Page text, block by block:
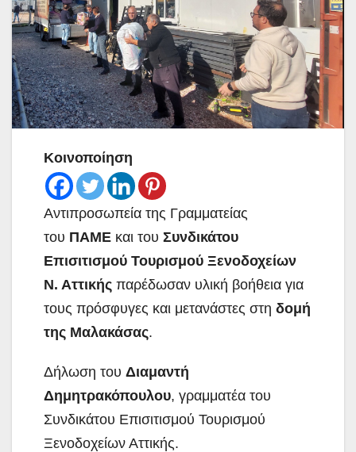
Κοινοποίηση
Αντιπροσωπεία της Γραμματείας
του ΠΑΜΕ και του Συνδικάτου
Επισιτισμού Τουρισμού Ξενοδοχείων
Ν. Αττικής παρέδωσαν υλική βοήθεια για
τους πρόσφυγες και μετανάστες στη δομή
της Μαλακάσας.
Δήλωση του Διαμαντή
Δημητρακόπουλου, γραμματέα του
Συνδικάτου Επισιτισμού Τουρισμού
Ξενοδοχείων Αττικής.